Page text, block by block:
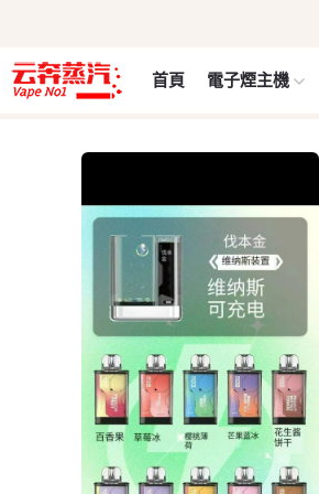
首頁 電子煙主機